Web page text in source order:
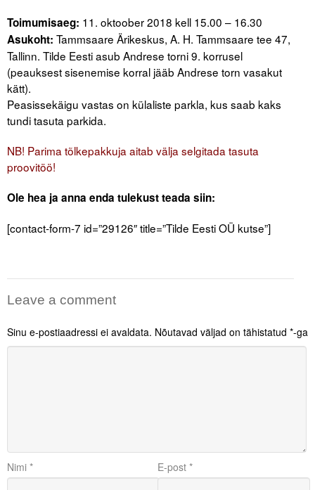
Toimumisaeg: 11. oktoober 2018 kell 15.00 – 16.30
Asukoht: Tammsaare Ärikeskus, A. H. Tammsaare tee 47,
Tallinn. Tilde Eesti asub Andrese torni 9. korrusel
(peauksest sisenemise korral jääb Andrese torn vasakut
kätt).
Peasissekäigu vastas on külaliste parkla, kus saab kaks
tundi tasuta parkida.
NB! Parima tõlkepakkuja aitab välja selgitada tasuta
proovitöö!
Ole hea ja anna enda tulekust teada siin:
[contact-form-7 id=”29126″ title=”Tilde Eesti OÜ kutse”]
Leave a comment
Sinu e-postiaadressi ei avaldata. Nõutavad väljad on tähistatud *-ga
Nimi * E-post *